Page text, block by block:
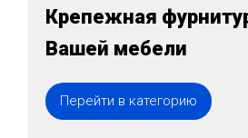
Крепежная
Вашей мебели
Перейти в категорию